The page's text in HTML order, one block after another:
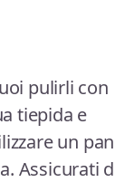
pulirli con
tiepida e
un
Assicurati